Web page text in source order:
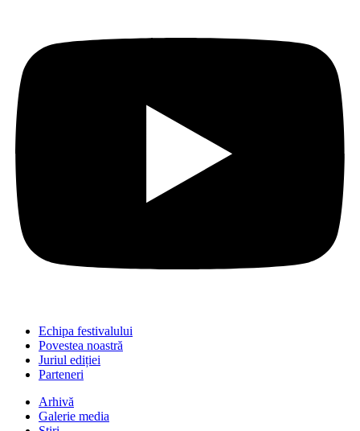
Echipa festivalului
Povestea noastră
Juriul ediției
Parteneri
Arhivă
Galerie media